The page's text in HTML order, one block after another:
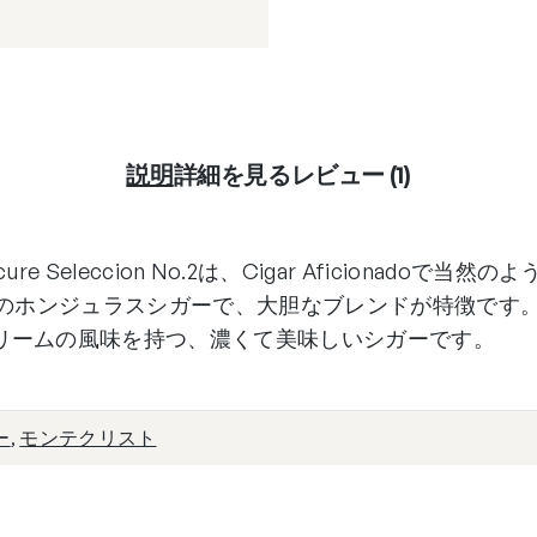
説明詳細を見るレビュー (1)
Seleccion No.2は、Cigar Aficionadoで当然のよ
ホンジュラスシガーで、大胆なブレンドが特徴です
ムの風味を持つ、濃くて美味しいシガーです。
, モンテクリスト